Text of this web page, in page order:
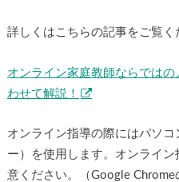
詳しくはこちらの記事をご覧く
オンライン家庭教師ならでは
わせて解説！
オンライン指導の際にはパソ
ー）を使用します。オンライ
意ください。（Google